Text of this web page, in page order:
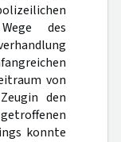
des
von
den
konnte